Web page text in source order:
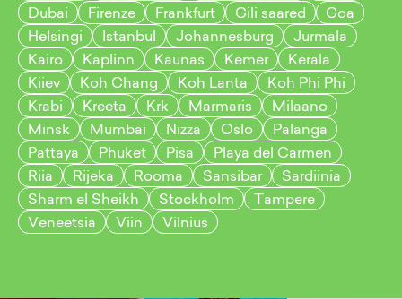
Dubai
Firenze Frankfurt Gili saared
Goa
Helsingi
Istanbul Johannesburg
Jurmala
Kairo
Kaplinn Kaunas Kemer
Kerala
Kiiev
Koh Chang Koh Lanta
Koh Phi Phi
Krabi
Kreeta Krk Marmaris
Milaano
Minsk
Mumbai Nizza Oslo
Palanga
Pattaya
Phuket Pisa
Playa del Carmen
Riia
Rijeka Rooma Sansibar
Sardiinia
Sharm el Sheikh
Stockholm
Tampere
Veneetsia
Viin Vilnius